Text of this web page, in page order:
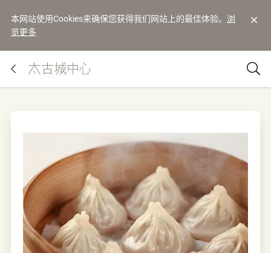
本网站使用Cookies来确保您获得我们网站上的最佳体验。 浏
览更多